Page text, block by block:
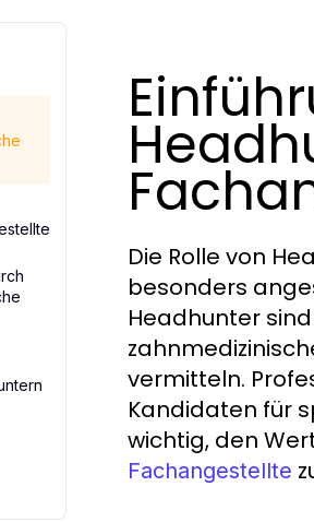
Die Rolle von
besonders
Headhunter
vermitteln.
Kandidaten für
wichtig, den
Fachangestellte